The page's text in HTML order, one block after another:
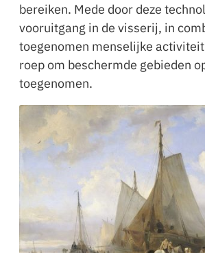
bereiken. Mede door deze
vooruitgang in de visserij, in
toegenomen menselijke activiteit
roep om beschermde gebieden
toegenomen.